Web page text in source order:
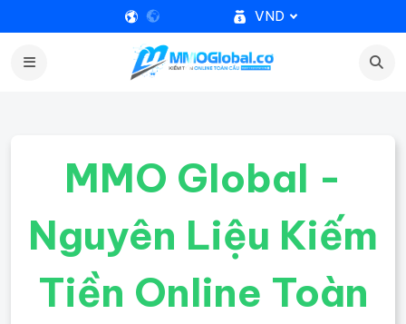
VND
MMO Global -
Nguyên Liệu Kiếm
Tiền Online Toàn